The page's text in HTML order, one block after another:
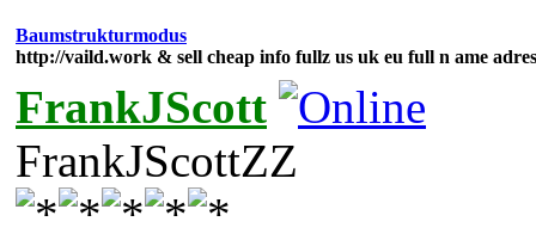
Baumstrukturmodus
http://vaild.work & sell cheap info fullz us uk eu full n ame
FrankJScott
FrankJScottZZ